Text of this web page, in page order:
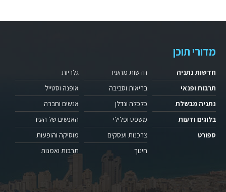
מדורי תוכן
חדשות נתניה
תרבות ופנאי
נתניה מבשלת
בלוגים ודעות
ספורט
חדשות מהעיר
בריאות וסביבה
כלכלה ונדלן
משפט ופלילי
צרכנות ועסקים
חינוך
גלריות
אופנה וסטייל
אנשים וחברה
האנשים של העיר
מוסיקה והופעות
תרבות ואמנות